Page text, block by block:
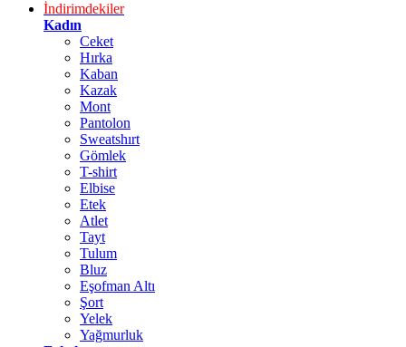
İndirimdekiler
Kadın
Ceket
Hırka
Kaban
Kazak
Mont
Pantolon
Sweatshırt
Gömlek
T-shirt
Elbise
Etek
Atlet
Tayt
Tulum
Bluz
Eşofman Altı
Şort
Yelek
Yağmurluk